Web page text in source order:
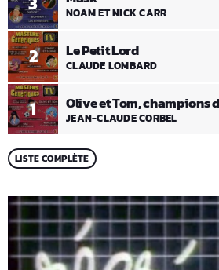
1 Olive et Tom, champions
JEAN-CLAUDE CORBEL
2 Le Petit Lord
CLAUDE LOMBARD
NOAM ET NICK CARR
LISTE COMPLÈTE